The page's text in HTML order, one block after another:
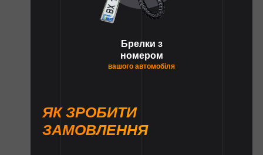
Брелки з
номером
вашого автомобіля
ЯК ЗРОБИТИ
ЗАМОВЛЕННЯ